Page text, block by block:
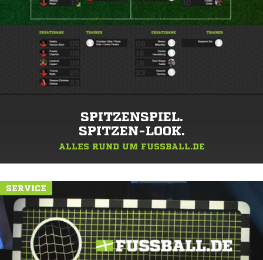
SPITZENSPIEL.
SPITZEN-LOOK.
ALLES RUND UM FUSSBALL.DE
SERVICE